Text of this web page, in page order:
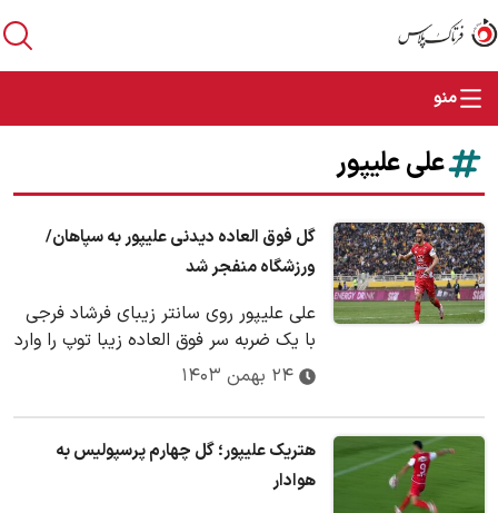
علی علیپور
گل فوق العاده دیدنی علیپور به سپاهان/
ورزشگاه منفجر شد
علی علیپور روی سانتر زیبای فرشاد فرجی
با یک ضربه سر فوق العاده زیبا توپ را وارد
ب…
۲۴ بهمن ۱۴۰۳
هتریک علیپور؛ گل چهارم پرسپولیس به
هوادار